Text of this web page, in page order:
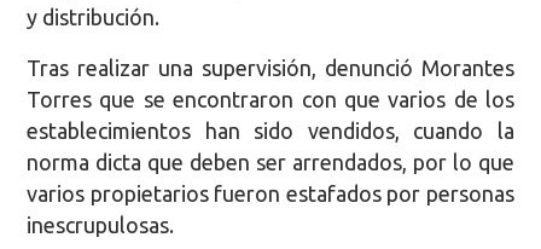
y distribución.
Tras realizar una supervisión, denunció Morantes
Torres que se encontraron con que varios de los
establecimientos han sido vendidos, cuando la
norma dicta que deben ser arrendados, por lo que
varios propietarios fueron estafados por personas
inescrupulosas.